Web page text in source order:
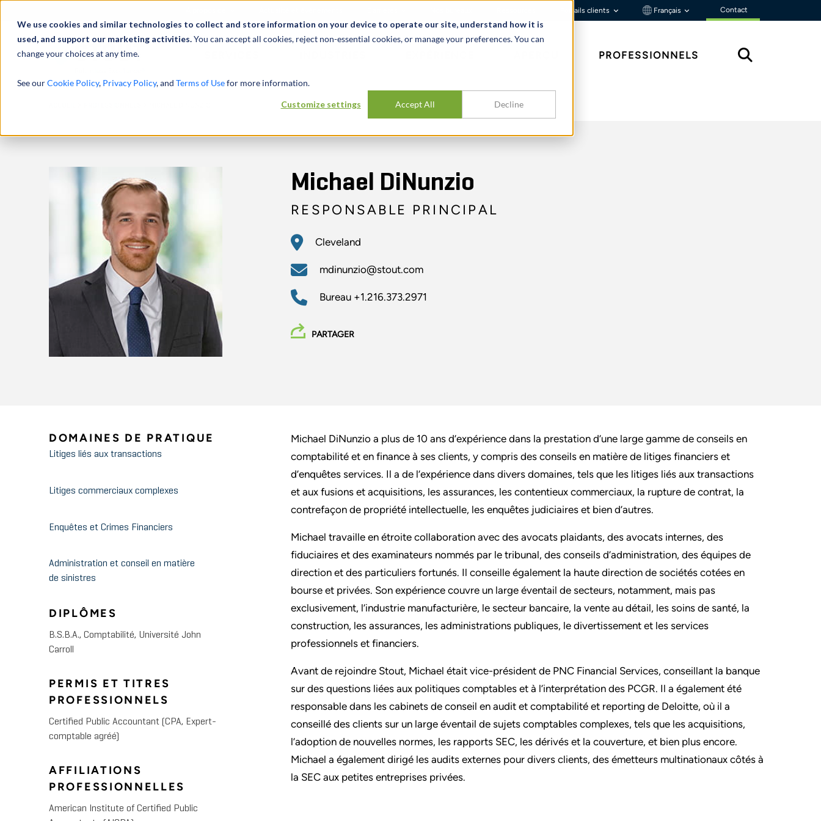
We use cookies and similar technologies to collect and store information on your device to operate our site, understand how it is
used, and support our marketing activities.You can accept all cookies, reject non-essential cookies, or manage your preferences. You can
change your choices at any time.
See ourCookie Policy, Privacy Policy, and Terms of Usefor more information.
Customize settings Accept All Decline
Portails clients Français Contact
PROFESSIONNELS
Michael DiNunzio
RESPONSABLE PRINCIPAL
Cleveland
mdinunzio@stout.com
Bureau +1.216.373.2971
PARTAGER
Michael DiNunzio a plus de 10 ans d’expérience dans la prestation d’une large gamme de conseils en
comptabilité et en finance à ses clients, y compris des conseils en matière de litiges financiers et
d’enquêtes services. Il a de l’expérience dans divers domaines, tels que les litiges liés aux transactions
et aux fusions et acquisitions, les assurances, les contentieux commerciaux, la rupture de contrat, la
contrefaçon de propriété intellectuelle, les enquêtes judiciaires et bien d’autres.
Michael travaille en étroite collaboration avec des avocats plaidants, des avocats internes, des
fiduciaires et des examinateurs nommés par le tribunal, des conseils d’administration, des équipes de
direction et des particuliers fortunés. Il conseille également la haute direction de sociétés cotées en
bourse et privées. Son expérience couvre un large éventail de secteurs, notamment, mais pas
exclusivement, l’industrie manufacturière, le secteur bancaire, la vente au détail, les soins de santé, la
construction, les assurances, les administrations publiques, le divertissement et les services
professionnels et financiers.
Avant de rejoindre Stout, Michael était vice-président de PNC Financial Services, conseillant la banque
sur des questions liées aux politiques comptables et à l’interprétation des PCGR. Il a également été
responsable dans les cabinets de conseil en audit et comptabilité et reporting de Deloitte, où il a
conseillé des clients sur un large éventail de sujets comptables complexes, tels que les acquisitions,
l’adoption de nouvelles normes, les rapports SEC, les dérivés et la couverture, et bien plus encore.
Michael a également dirigé les audits externes pour divers clients, des émetteurs multinationaux côtés à
la SEC aux petites entreprises privées.
DOMAINES DE PRATIQUE
Litiges liés aux transactions
Litiges commerciaux complexes
Enquêtes et Crimes Financiers
Administration et conseil en matière
de sinistres
DIPLÔMES
B.S.B.A., Comptabilité, Université John
Carroll
PERMIS ET TITRES
PROFESSIONNELS
Certified Public Accountant (CPA, Expert-
comptable agréé)
AFFILIATIONS
PROFESSIONNELLES
American Institute of Certified Public